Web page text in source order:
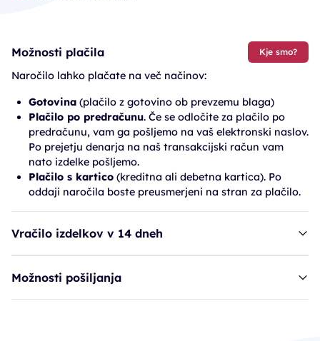
Možnosti plačila Kje smo?
Naročilo lahko plačate na več načinov:
Gotovina (plačilo z gotovino ob prevzemu blaga)
Plačilo po predračunu. Če se odločite za plačilo po
predračunu, vam ga pošljemo na vaš elektronski naslov.
Po prejetju denarja na naš transakcijski račun vam
nato izdelke pošljemo.
Plačilo s kartico (kreditna ali debetna kartica). Po
oddaji naročila boste preusmerjeni na stran za plačilo.
Vračilo izdelkov v 14 dneh
Možnosti pošiljanja